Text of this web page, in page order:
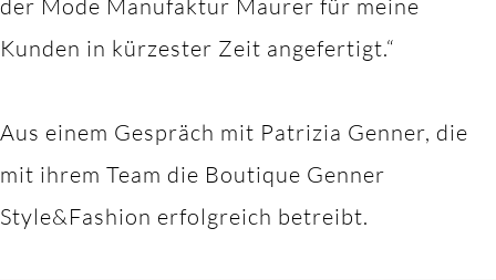
der Mode Manufaktur Maurer für meine
Kunden in kürzester Zeit angefertigt.“
Aus einem Gespräch mit Patrizia Genner, die
mit ihrem Team die Boutique Genner
Style&Fashion erfolgreich betreibt.